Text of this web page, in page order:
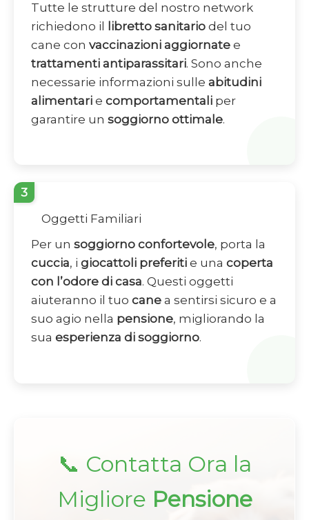
Tutte le strutture del nostro network
richiedono il
libretto sanitario del tuo
cane con vaccinazioni aggiornate e
trattamenti antiparassitari. Sono anche
necessarie informazioni sulle abitudini
alimentari e comportamentali per
garantire un soggiorno ottimale.
3
Oggetti Familiari
Per un soggiorno confortevole, porta la
cuccia, i giocattoli preferiti e una coperta
con l’odore di casa. Questi oggetti
aiuteranno il tuo cane a sentirsi sicuro e a
suo agio nella pensione, migliorando la
sua esperienza di soggiorno.
📞 Contatta Ora la
Migliore Pensione